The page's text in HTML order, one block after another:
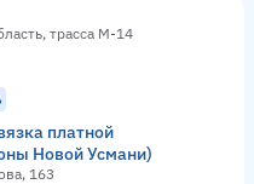
трасса М-14
платной
Новой Усмани)
163